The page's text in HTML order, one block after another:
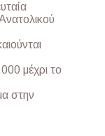
μέχρι το
στην